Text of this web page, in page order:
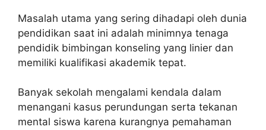
Masalah utama yang sering dihadapi oleh dunia
pendidikan saat ini adalah minimnya tenaga
pendidik bimbingan konseling yang linier dan
memiliki kualifikasi akademik tepat.
Banyak sekolah mengalami kendala dalam
menangani kasus perundungan serta tekanan
mental siswa karena kurangnya pemahaman